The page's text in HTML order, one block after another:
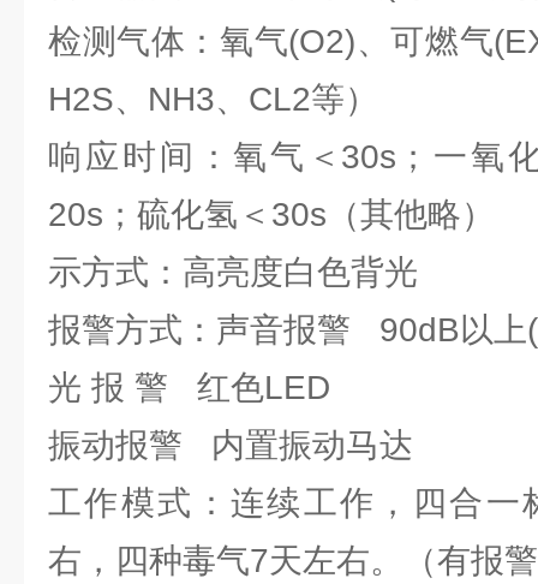
检测气体：氧气(O2)、可燃气
H2S、NH3、CL2等）
响应时间：氧气＜30s；一氧
20s；硫化氢＜30s（其他略）
示方式：高亮度白色背光
报警方式：声音报警 90dB以上
光 报 警 红色LED
振动报警 内置振动马达
工作模式：连续工作，四合一
右，四种毒气7天左右。（有报